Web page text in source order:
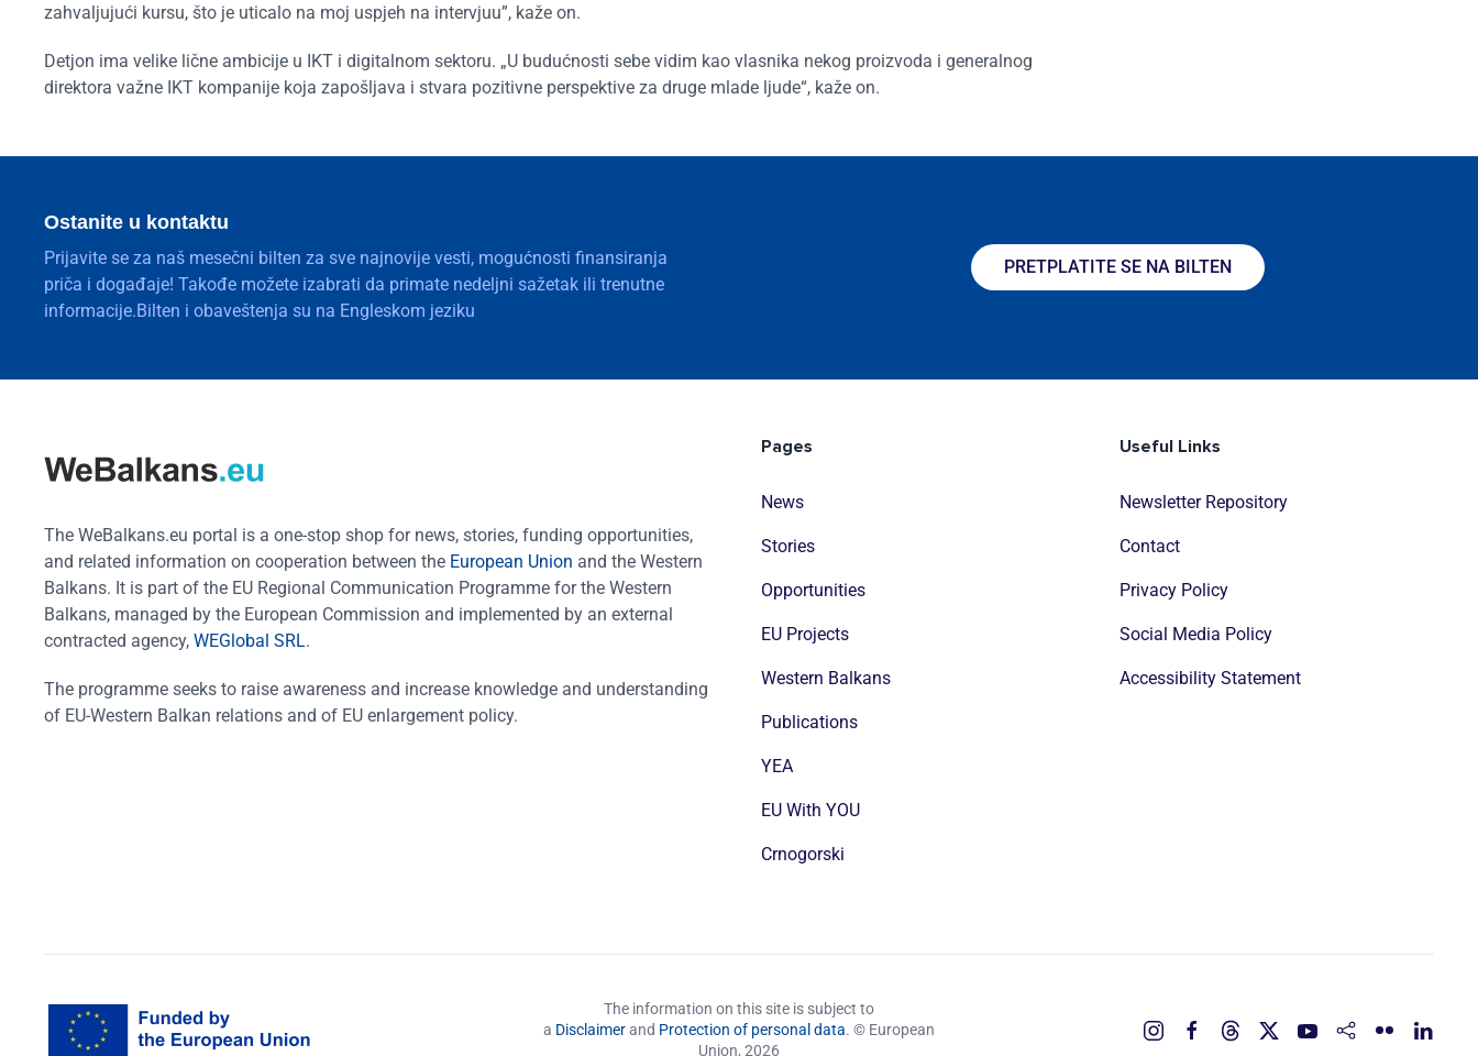
zahvaljujući kursu, što je uticalo na moj uspjeh na intervjuu”, kaže on.
Detjon ima velike lične ambicije u IKT i digitalnom sektoru. „U budućnosti sebe vidim kao vlasnika nekog proizvoda i generalnog
direktora važne IKT kompanije koja zapošljava i stvara pozitivne perspektive za druge mlade ljude“, kaže on.
Ostanite u kontaktu
Prijavite se za naš mesečni bilten za sve najnovije vesti, mogućnosti finansiranja
priča i događaje! Takođe možete izabrati da primate nedeljni sažetak ili trenutne
informacije.Bilten i obaveštenja su na Engleskom jeziku
PRETPLATITE SE NA BILTEN
The WeBalkans.eu portal is a one-stop shop for news, stories, funding opportunities,
and related information on cooperation between the European Union and the Western
Balkans. It is part of the EU Regional Communication Programme for the Western
Balkans, managed by the European Commission and implemented by an external
contracted agency, WEGlobal SRL.
The programme seeks to raise awareness and increase knowledge and understanding
of EU-Western Balkan relations and of EU enlargement policy.
Pages
News
Stories
Opportunities
EU Projects
Western Balkans
Publications
YEA
EU With YOU
Crnogorski
Useful Links
Newsletter Repository
Contact
Privacy Policy
Social Media Policy
Accessibility Statement
The information on this site is subject to
a Disclaimerand Protection of personal data. © European
Union, 2026